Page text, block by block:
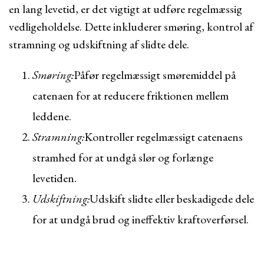
en lang levetid, er det vigtigt at udføre regelmæssig
vedligeholdelse. Dette inkluderer smøring, kontrol af
stramning og udskiftning af slidte dele.
Smøring:Påfør regelmæssigt smøremiddel på
catenaen for at reducere friktionen mellem
leddene.
Stramning:Kontroller regelmæssigt catenaens
stramhed for at undgå slør og forlænge
levetiden.
Udskiftning:Udskift slidte eller beskadigede dele
for at undgå brud og ineffektiv kraftoverførsel.